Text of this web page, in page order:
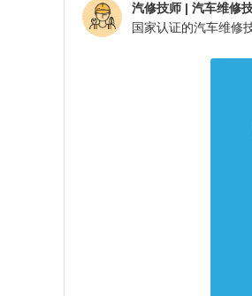
汽修技师 | 汽车维修